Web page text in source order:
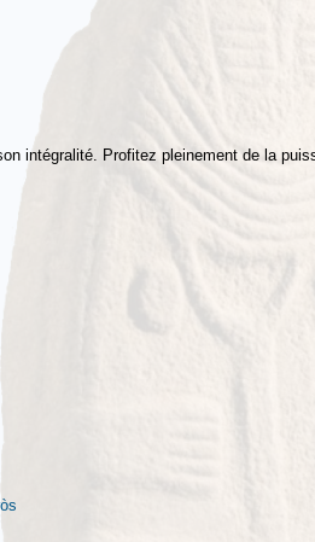
intégralité. Profitez pleinement de la